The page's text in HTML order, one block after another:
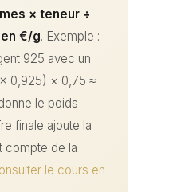
× teneur ÷
€/g. Exemple :
925 avec un
0,925) × 0,75 ≈
le poids
finale ajoute la
compte de la
le cours en